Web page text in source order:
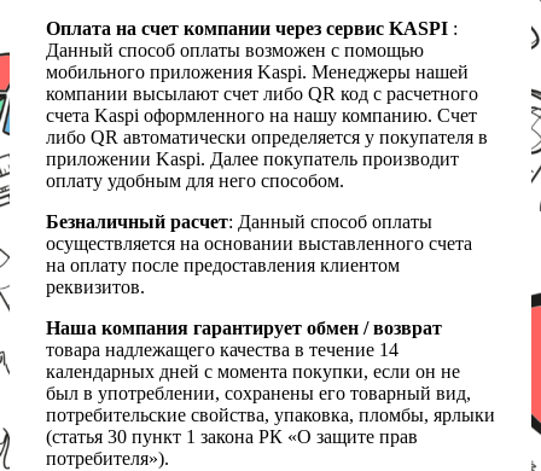
Оплата на счет компании через сервис KASPI :
Данный способ оплаты возможен с помощью
мобильного приложения Kaspi. Менеджеры нашей
компании высылают счет либо QR код с расчетного
счета Kaspi оформленного на нашу компанию. Счет
либо QR автоматически определяется у покупателя в
приложении Kaspi. Далее покупатель производит
оплату удобным для него способом.
Безналичный расчет: Данный способ оплаты
осуществляется на основании выставленного счета
на оплату после предоставления клиентом
реквизитов.
Наша компания гарантирует обмен / возврат
товара надлежащего качества в течение 14
календарных дней с момента покупки, если он не
был в употреблении, сохранены его товарный вид,
потребительские свойства, упаковка, пломбы, ярлыки
(статья 30 пункт 1 закона РК «О защите прав
потребителя»).